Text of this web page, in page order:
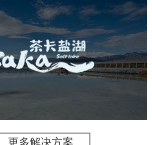
茶卡盐湖
更多解决方案